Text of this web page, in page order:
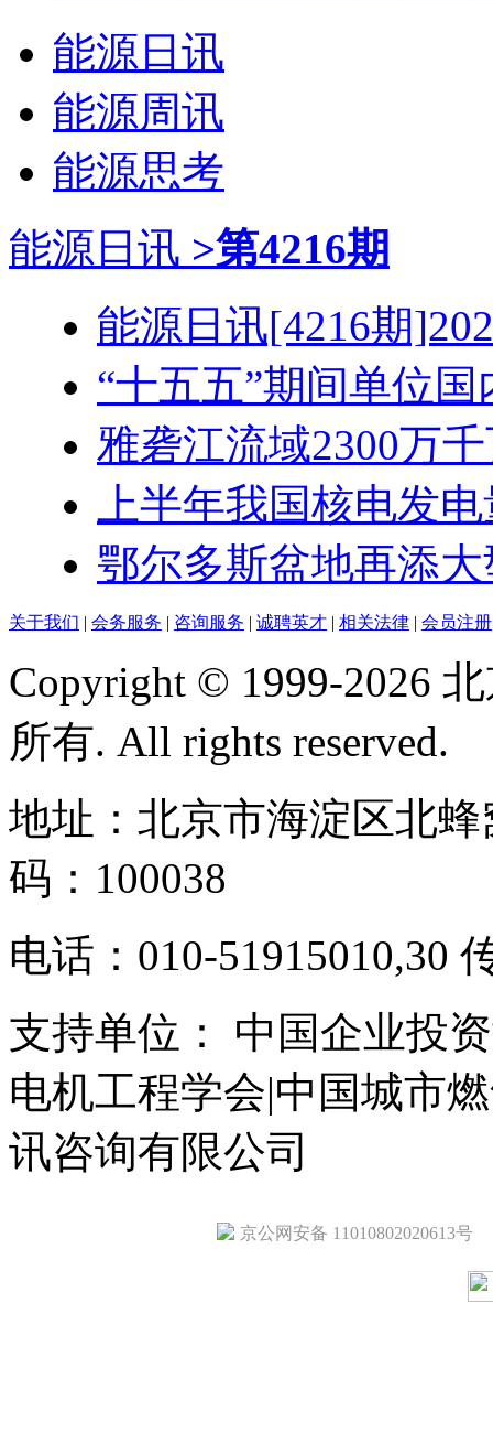
能源日讯
能源周讯
能源思考
能源日讯 >第4216期
能源日讯[4216期
“十五五”期间单位国
雅砻江流域2300万
上半年我国核电发
鄂尔多斯盆地再添
关于我们 | 会务服务 | 咨询服务 | 诚聘英才 | 相关法律 | 会员注册
Copyright © 1999-2026
所有. All rights reserved.
地址：北京市海淀区北
码：100038
电话：010-51915010,30
支持单位： 中国企业投
电机工程学会|中国城市
讯咨询有限公司
京公网安备 11010802020613号